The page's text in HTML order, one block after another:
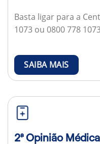
Basta ligar para a
1073 ou 0800 778
SAIBA MAIS
2ª Opinião Médica